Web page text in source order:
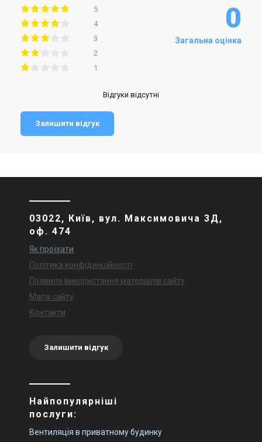
5
4
3
2
1
0
Загальна оцінка
Відгуки відсутні
Залишити відгук
03022, Київ, вул. Максимовича 3Д,
оф. 474
Як проїхати
Політика конфіденційності
Правила використання матеріалів сайту
Мапа сайту
Контакти
Залишити відгук
Найпопулярніші
послуги:
Вентиляція в приватному будинку